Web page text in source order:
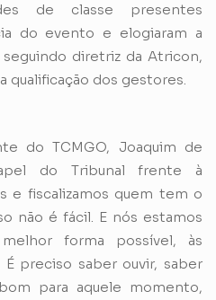
de classe presentes
do evento e elogiaram a
diretriz da Atricon,
qualificação dos gestores.
do TCMGO, Joaquim de
do Tribunal frente à
e fiscalizamos quem tem o
não é fácil. E nós estamos
forma possível, às
preciso saber ouvir, saber
para aquele momento,